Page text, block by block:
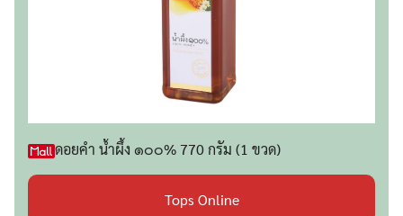
ดอยคำ น้ำผึ้ง ๑๐๐% 770 กรัม (1 ขวด)
Tops Online